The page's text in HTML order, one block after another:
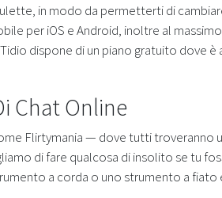
in modo da permetterti di
per iOS e Android, inoltre al
dispone di un piano gratuito
Chat Online
Flirtymania — dove tutti
di fare qualcosa di insolito se tu
a corda o uno strumento a